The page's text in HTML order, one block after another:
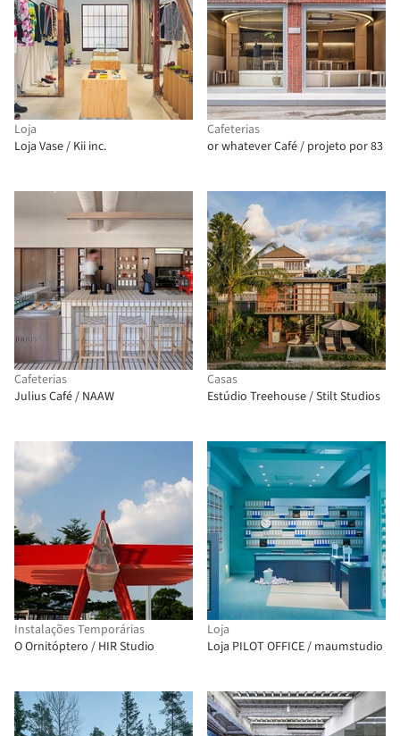
Loja
Loja Vase / Kii inc.
Cafeterias
or whatever Café / projeto por 83
Cafeterias
Julius Café / NAAW
Casas
Estúdio Treehouse / Stilt Studios
Instalações Temporárias
O Ornitóptero / HIR Studio
Loja
Loja PILOT OFFICE / maumstudio